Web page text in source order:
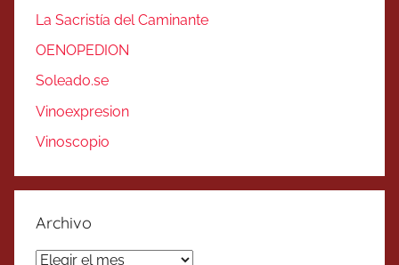
La Sacristía del Caminante
OENOPEDION
Soleado.se
Vinoexpresion
Vinoscopio
Archivo
Archivo